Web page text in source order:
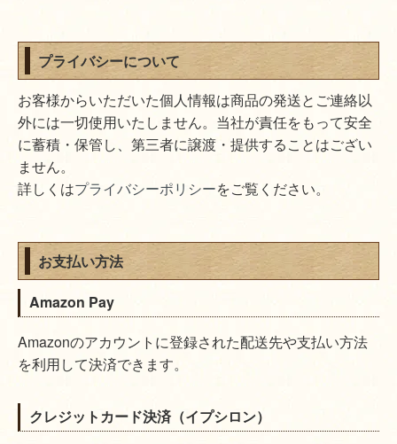
プライバシーについて
お客様からいただいた個人情報は商品の発送とご連絡以
外には一切使用いたしません。当社が責任をもって安全
に蓄積・保管し、第三者に譲渡・提供することはござい
ません。
詳しくはプライバシーポリシーをご覧ください。
お支払い方法
Amazon Pay
Amazonのアカウントに登録された配送先や支払い方法
を利用して決済できます。
クレジットカード決済（イプシロン）